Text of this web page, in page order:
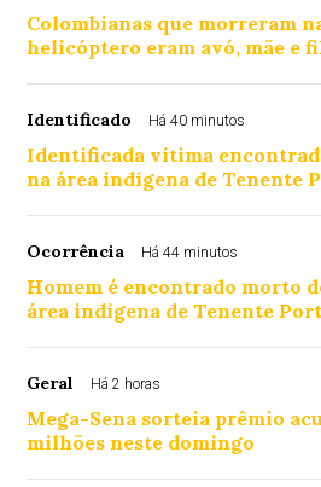
Colombianas que morreram
helicóptero eram avó, mãe e
Identificado Há 40 minutos
Identificada vítima
na área indígena de Tenente
Ocorrência Há 44 minutos
Homem é encontrado morto
área indígena de Tenente
Geral Há 2 horas
Mega-Sena sorteia prêmio
milhões neste domingo